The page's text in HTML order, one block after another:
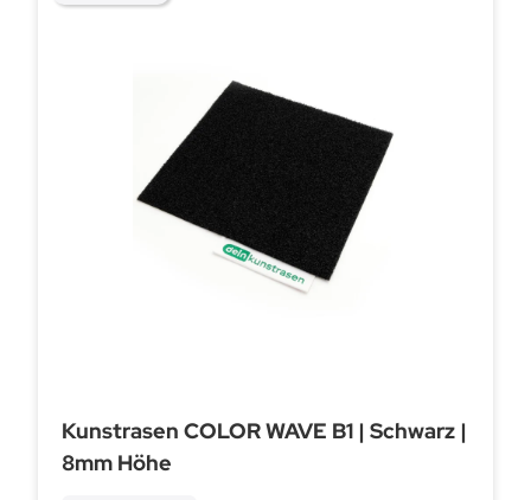
Kunstrasen COLOR WAVE B1 | Schwarz |
8mm Höhe